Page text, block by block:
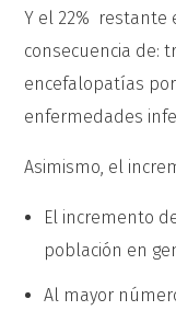
Y el 22% restante
consecuencia de:
encefalopatías
enfermedades
Asimismo, el
El incremento
población en
Al mayor